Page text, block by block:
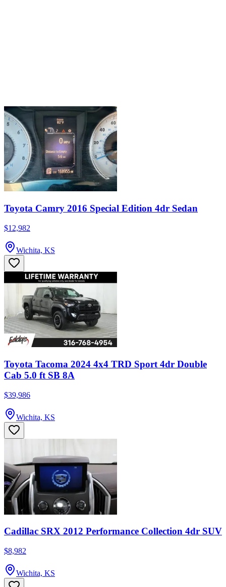
Toyota Camry 2016 Special Edition 4dr Sedan
$12,982
Wichita, KS
Toyota Tacoma 2024 4x4 TRD Sport 4dr Double
Cab 5.0 ft SB 8A
$39,986
Wichita, KS
Cadillac SRX 2012 Performance Collection 4dr SUV
$8,982
Wichita, KS